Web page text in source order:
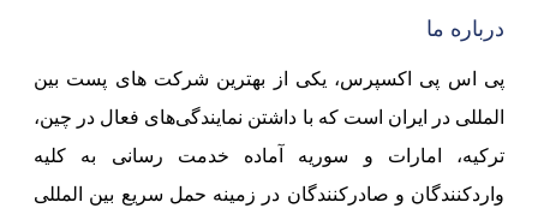
درباره ما
پی اس پی اکسپرس، یکی از بهترین شرکت های پست بین
المللی در ایران است که با داشتن نمایندگی‌های فعال در چین،
ترکیه، امارات و سوریه آماده خدمت رسانی به کلیه
واردکنندگان و صادرکنندگان در زمینه حمل سریع بین المللی